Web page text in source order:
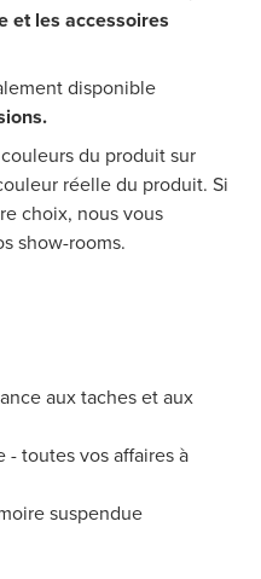
et les accessoires
disponible
du produit sur
réelle du produit. Si
choix, nous vous
show-rooms.
aux taches et aux
toutes vos affaires à
suspendue